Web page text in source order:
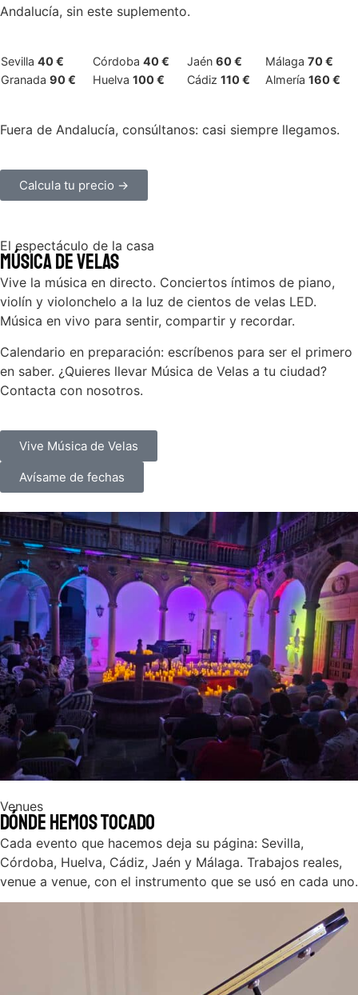
Andalucía, sin este suplemento.
Sevilla 40 € Córdoba 40 € Jaén 60 € Málaga 70 €
Granada 90 € Huelva 100 € Cádiz 110 € Almería 160 €
Fuera de Andalucía, consúltanos: casi siempre llegamos.
Calcula tu precio →
El espectáculo de la casa
Música de Velas
Vive la música en directo. Conciertos íntimos de piano,
violín y violonchelo a la luz de cientos de velas LED.
Música en vivo para sentir, compartir y recordar.
Calendario en preparación: escríbenos para ser el primero
en saber. ¿Quieres llevar Música de Velas a tu ciudad?
Contacta con nosotros.
Vive Música de Velas
Avísame de fechas
Venues
Dónde hemos tocado
Cada evento que hacemos deja su página: Sevilla,
Córdoba, Huelva, Cádiz, Jaén y Málaga. Trabajos reales,
venue a venue, con el instrumento que se usó en cada uno.